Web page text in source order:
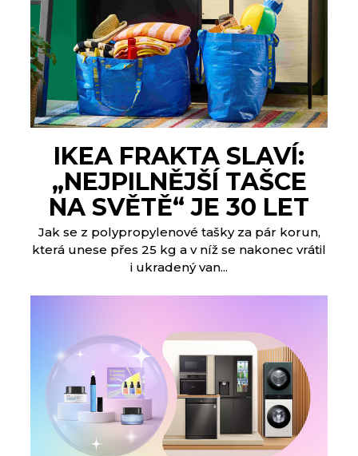
IKEA FRAKTA SLAVÍ:
„NEJPILNĚJŠÍ TAŠCE
NA SVĚTĚ“ JE 30 LET
Jak se z polypropylenové tašky za pár korun,
která unese přes 25 kg a v níž se nakonec vrátil
i ukradený van...